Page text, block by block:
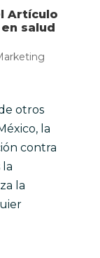
Artículo
salud
otros
la
contra
la
la